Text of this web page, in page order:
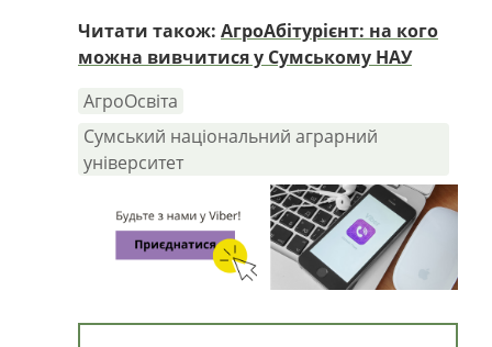
Читати також: АгроАбітурієнт: на кого
можна вивчитися у Сумському НАУ
АгроОсвіта
Сумський національний аграрний
університет